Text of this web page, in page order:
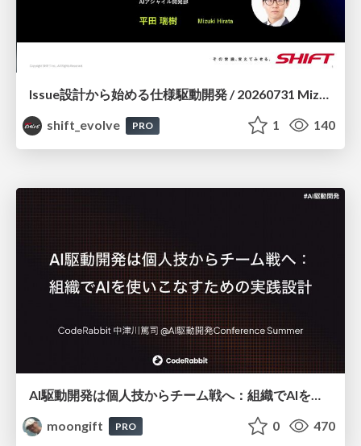
Issue設計から始める仕様駆動開発 / 20260731 Mizuki Hirata
shift_evolve
PRO 1 140
moongift
PRO 0 470